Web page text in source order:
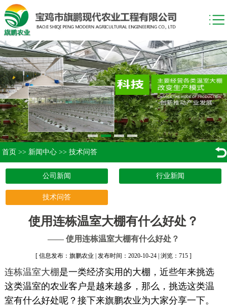
首页 >> 新闻中心 >> 技术问答
公司新闻 行业新闻
技术问答
使用连栋温室大棚有什么好处？
—— 使用连栋温室大棚有什么好处？
[ 信息发布：旗鹏农业 | 发布时间：2020-10-24 | 浏览：715 ]
连栋温室大棚是一类经济实用的大棚，近些年来挑选
这类温室的农业客户是越来越多，那么，挑选这类温
室有什么好处呢？接下来旗鹏农业为大家分享一下。